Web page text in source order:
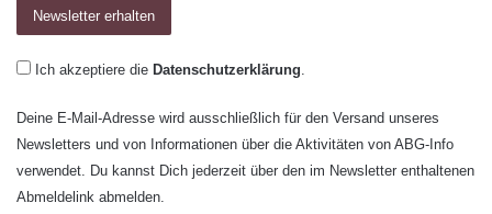
Ich akzeptiere die Datenschutzerklärung.
Deine E-Mail-Adresse wird ausschließlich für den Versand unseres
Newsletters und von Informationen über die Aktivitäten von ABG-Info
verwendet. Du kannst Dich jederzeit über den im Newsletter enthaltenen
Abmeldelink abmelden.